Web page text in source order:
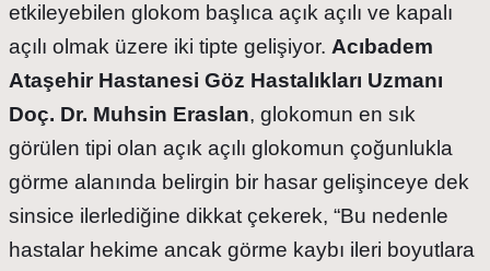
etkileyebilen glokom başlıca açık açılı ve kapalı
açılı olmak üzere iki tipte gelişiyor. Acıbadem
Ataşehir Hastanesi Göz Hastalıkları Uzmanı
Doç. Dr. Muhsin Eraslan, glokomun en sık
görülen tipi olan açık açılı glokomun çoğunlukla
görme alanında belirgin bir hasar gelişinceye dek
sinsice ilerlediğine dikkat çekerek, “Bu nedenle
hastalar hekime ancak görme kaybı ileri boyutlara